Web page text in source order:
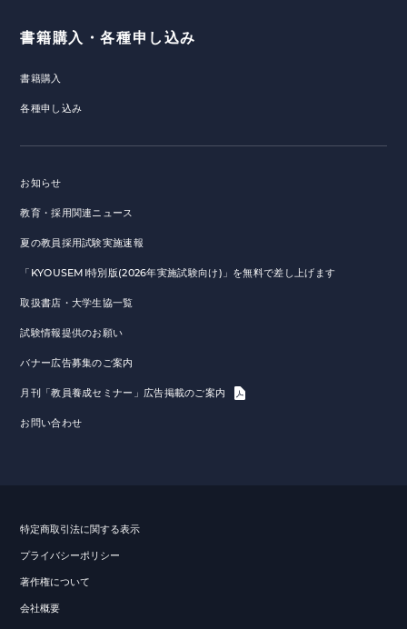
書籍購入・各種申し込み
書籍購入
各種申し込み
お知らせ
教育・採用関連ニュース
夏の教員採用試験実施速報
「KYOUSEMI特別版(2026年実施試験向け)」を無料で差し上げます
取扱書店・大学生協一覧
試験情報提供のお願い
バナー広告募集のご案内
月刊「教員養成セミナー」広告掲載のご案内
お問い合わせ
特定商取引法に関する表示
プライバシーポリシー
著作権について
会社概要